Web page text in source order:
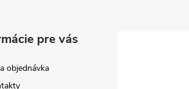
pre vás
objednávka